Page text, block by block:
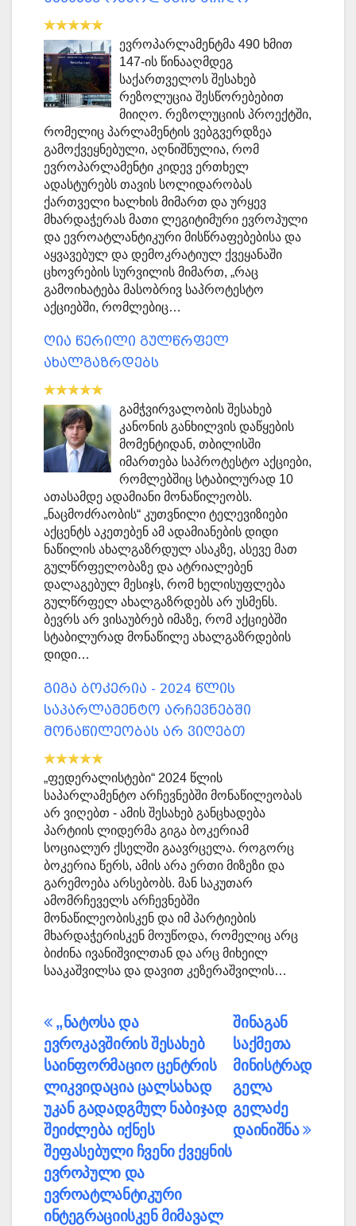
ევროპარლამენტმა 490 ხმით
147-ის წინააღმდეგ
საქართველოს შესახებ
რეზოლუცია შესწორებებით
მიიღო. რეზოლუციის პროექტში,
რომელიც პარლამენტის ვებგვერდზეა
გამოქვეყნებული, აღნიშნულია, რომ
ევროპარლამენტი კიდევ ერთხელ
ადასტურებს თავის სოლიდარობას
ქართველი ხალხის მიმართ და ურყევ
მხარდაჭერას მათი ლეგიტიმური ევროპული
და ევროატლანტიკური მისწრაფებებისა და
აყვავებულ და დემოკრატიულ ქვეყანაში
ცხოვრების სურვილის მიმართ, „რაც
გამოიხატება მასობრივ საპროტესტო
აქციებში, რომლებიც…
ღია წერილი გულწრფელ
ახალგაზრდებს
გამჭვირვალობის შესახებ
კანონის განხილვის დაწყების
მომენტიდან, თბილისში
იმართება საპროტესტო აქციები,
რომლებშიც სტაბილურად 10
ათასამდე ადამიანი მონაწილეობს.
„ნაცმოძრაობის“ კუთვნილი ტელევიზიები
აქცენტს აკეთებენ ამ ადამიანების დიდი
ნაწილის ახალგაზრდულ ასაკზე, ასევე მათ
გულწრფელობაზე და ატრიალებენ
დალაგებულ მესიჯს, რომ ხელისუფლება
გულწრფელ ახალგაზრდებს არ უსმენს.
ბევრს არ ვისაუბრებ იმაზე, რომ აქციებში
სტაბილურად მონაწილე ახალგაზრდების
დიდი…
გიგა ბოკერია - 2024 წლის
საპარლამენტო არჩევნებში
მონაწილეობას არ ვიღებთ
„ფედერალისტები“ 2024 წლის
საპარლამენტო არჩევნებში მონაწილეობას
არ ვიღებთ - ამის შესახებ განცხადება
პარტიის ლიდერმა გიგა ბოკერიამ
სოციალურ ქსელში გაავრცელა. როგორც
ბოკერია წერს, ამის არა ერთი მიზეზი და
გარემოება არსებობს. მან საკუთარ
ამომრჩეველს არჩევნებში
მონაწილეობისკენ და იმ პარტიების
მხარდაჭერისკენ მოუწოდა, რომელიც არც
ბიძინა ივანიშვილთან და არც მიხეილ
სააკაშვილსა და დავით კეზერაშვილის…
პოსტის
ნავიგაცია
შინაგან
საქმეთა
მინისტრად
გელა
გელაძე
დაინიშნა
„ნატოსა და
ევროკავშირის შესახებ
საინფორმაციო ცენტრის
ლიკვიდაცია ცალსახად
უკან გადადგმულ ნაბიჯად
შეიძლება იქნეს
შეფასებული ჩვენი ქვეყნის
ევროპული და
ევროატლანტიკური
ინტეგრაციისკენ მიმავალ